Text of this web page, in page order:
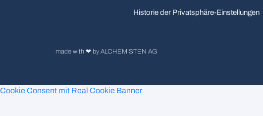
Historie der Privatsphäre-Einstellungen
made with ❤ by ALCHEMISTEN AG
Cookie Consent mit Real Cookie Banner